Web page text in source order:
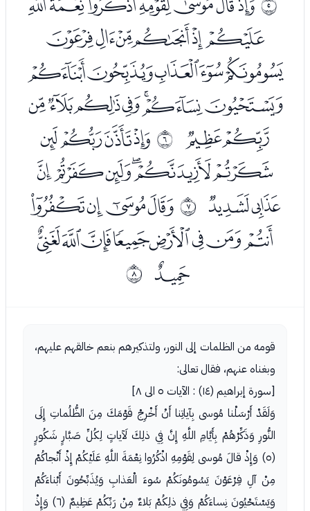
ﭘﭙﭚﭛﭜﭝ
ﭞﭟﭠﭡﭢ
ﭣﭤﭥﭦﭧﭨﭩ
ﭪﭫ ﰅﭭﭮﭯﭰ
ﭱﭲﭳﭴﭵﭶ
ﭷﭸ ﰆﭺﭻﭼﭽ
ﭾﭿﮀﮁﮂﮃﮄﮅ
ﮆ ﰇ
قومه من الظلمات إلى النور، ولتذكيرهم بنعم خالقهم عليهم،
وبغناه عنهم، فقال تعالى:
[سورة إبراهيم (١٤) : الآيات ٥ الى ٨]
وَلَقَدْ أَرْسَلْنا مُوسى بِآياتِنا أَنْ أَخْرِجْ قَوْمَكَ مِنَ الظُّلُماتِ إِلَى
النُّورِ وَذَكِّرْهُمْ بِأَيَّامِ اللَّهِ إِنَّ فِي ذلِكَ لَآياتٍ لِكُلِّ صَبَّارٍ شَكُورٍ
(٥) وَإِذْ قالَ مُوسى لِقَوْمِهِ اذْكُرُوا نِعْمَةَ اللَّهِ عَلَيْكُمْ إِذْ أَنْجاكُمْ
مِنْ آلِ فِرْعَوْنَ يَسُومُونَكُمْ سُوءَ الْعَذابِ وَيُذَبِّحُونَ أَبْناءَكُمْ
وَيَسْتَحْيُونَ نِساءَكُمْ وَفِي ذلِكُمْ بَلاءٌ مِنْ رَبِّكُمْ عَظِيمٌ (٦) وَإِذْ